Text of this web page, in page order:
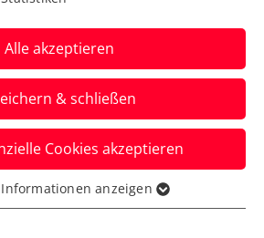
nach 8
in der 3.
Wimbledon
und Lucas Miedler runden
perfekten rot-weiß-
Wachta, 03.07.2025
Alle akzeptieren
& schließen
Cookies akzeptieren
werden für grundlegende
anzeigen